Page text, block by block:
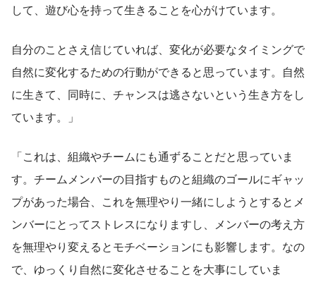
して、遊び心を持って生きることを心がけています。
自分のことさえ信じていれば、変化が必要なタイミングで
自然に変化するための行動ができると思っています。自然
に生きて、同時に、チャンスは逃さないという生き方をし
ています。」
「これは、組織やチームにも通ずることだと思っていま
す。チームメンバーの目指すものと組織のゴールにギャッ
プがあった場合、これを無理やり一緒にしようとするとメ
ンバーにとってストレスになりますし、メンバーの考え方
を無理やり変えるとモチベーションにも影響します。なの
で、ゆっくり自然に変化させることを大事にしていま